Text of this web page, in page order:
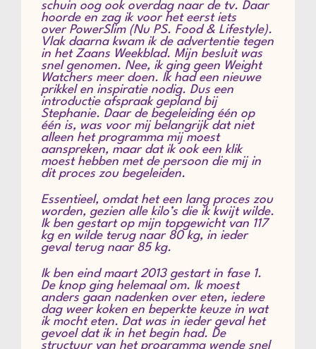
schuin oog ook overdag naar de tv. Daar
hoorde en zag ik voor het eerst iets
over PowerSlim (Nu PS. Food & Lifestyle).
Vlak daarna kwam ik de advertentie tegen
in het Zaans Weekblad. Mijn besluit was
snel genomen. Nee, ik ging geen Weight
Watchers meer doen. Ik had een nieuwe
prikkel en inspiratie nodig. Dus een
introductie afspraak gepland bij
Stephanie. Daar de begeleiding één op
één is, was voor mij belangrijk dat niet
alleen het programma mij moest
aanspreken, maar dat ik ook een klik
moest hebben met de persoon die mij in
dit proces zou begeleiden.
Essentieel, omdat het een lang proces zou
worden, gezien alle kilo’s die ik kwijt wilde.
Ik ben gestart op mijn topgewicht van 117
kg en wilde terug naar 80 kg, in ieder
geval terug naar 85 kg.
Ik ben eind maart 2013 gestart in fase 1.
De knop ging helemaal om. Ik moest
anders gaan nadenken over eten, iedere
dag weer koken en beperkte keuze in wat
ik mocht eten. Dat was in ieder geval het
gevoel dat ik in het begin had. De
structuur van het programma wende snel